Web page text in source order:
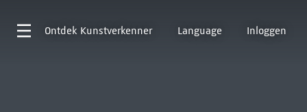
Ontdek Kunstverkenner Language Inloggen